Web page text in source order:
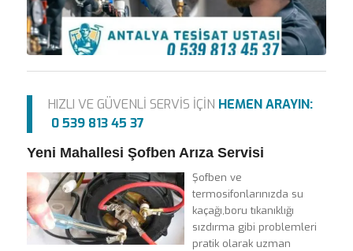
HIZLI VE GÜVENLİ SERVİS İÇİN HEMEN ARAYIN:
0 539 813 45 37
Yeni Mahallesi Şofben Arıza Servisi
Şofben ve
termosifonlarınızda su
kaçağı,boru tıkanıklığı
sızdırma gibi problemleri
pratik olarak uzman